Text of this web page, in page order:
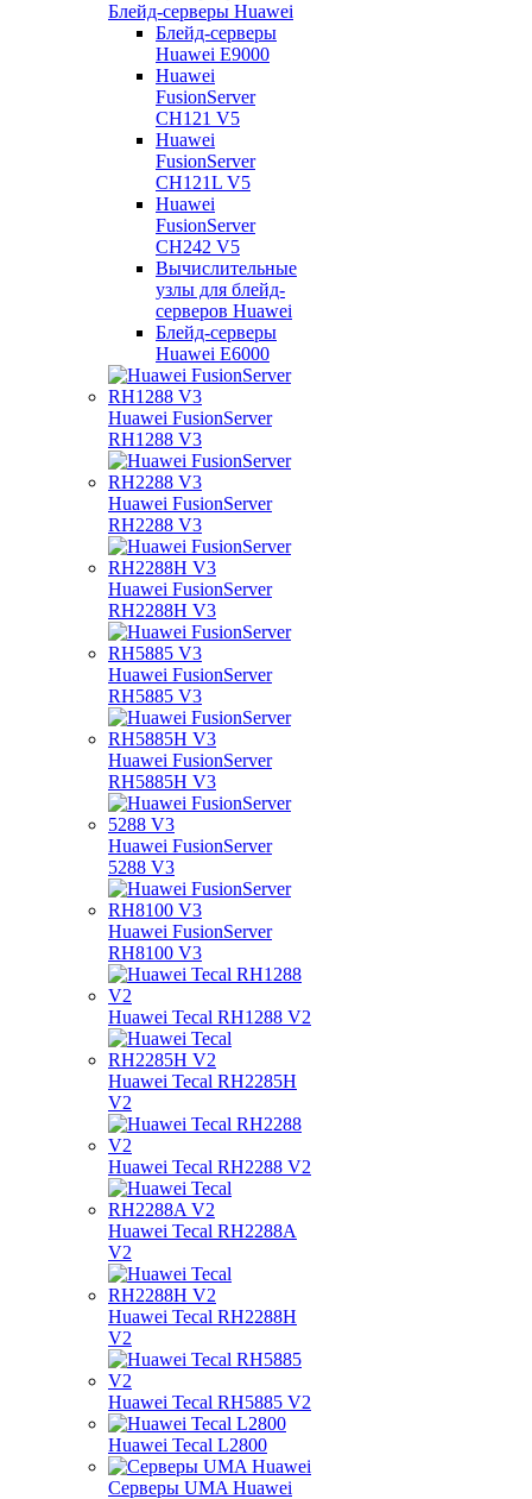
Блейд-серверы Huawei
Блейд-серверы
Huawei E9000
Huawei
FusionServer
CH121 V5
Huawei
FusionServer
CH121L V5
Huawei
FusionServer
CH242 V5
Вычислительные
узлы для блейд-
серверов Huawei
Блейд-серверы
Huawei E6000
Huawei FusionServer
RH1288 V3
Huawei FusionServer
RH2288 V3
Huawei FusionServer
RH2288H V3
Huawei FusionServer
RH5885 V3
Huawei FusionServer
RH5885H V3
Huawei FusionServer
5288 V3
Huawei FusionServer
RH8100 V3
Huawei Tecal RH1288 V2
Huawei Tecal RH2285H
V2
Huawei Tecal RH2288 V2
Huawei Tecal RH2288A
V2
Huawei Tecal RH2288H
V2
Huawei Tecal RH5885 V2
Huawei Tecal L2800
Серверы UMA Huawei